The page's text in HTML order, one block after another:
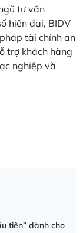
tư vấn
hiện đại, BIDV
tài chính an
trợ khách hàng
nghiệp và
tiên” dành cho